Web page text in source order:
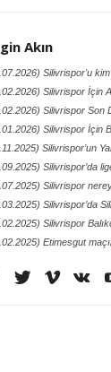
Akın
Silivrispor'u
Silivrispor İçin
Silivrispor Son
Silivrispor İçin
Silivrispor’un
Silivrispor’da
Silivrispor
Silivrispor’da
Silivrispor
Etimesgut